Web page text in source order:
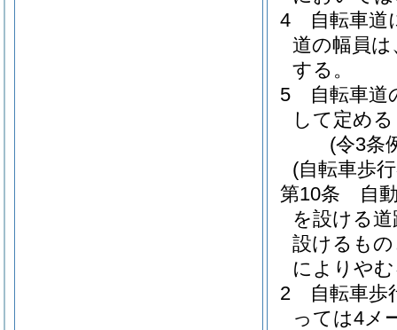
4
自転車
道の幅員
する。
5
自転車道
して定め
(令3条
(自転車歩
第10条
自
を設ける
設けるも
によりや
2
自転車歩
っては4メ